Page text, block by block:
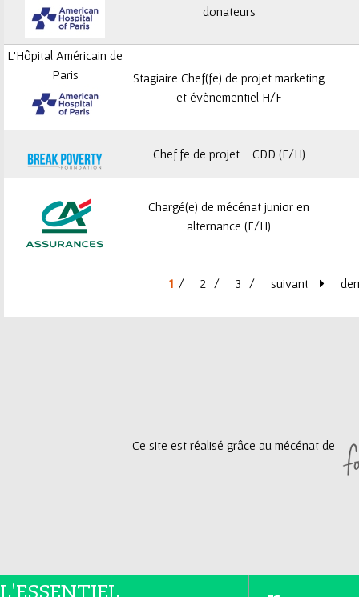
donateurs
L'Hôpital Américain de
Paris
Stagiaire Chef(fe) de projet marketing
et évènementiel H/F
Chef.fe de projet - CDD (F/H)
Chargé(e) de mécénat junior en
alternance (F/H)
1 2 3 suivant
Ce site est réalisé grâce au mécénat de